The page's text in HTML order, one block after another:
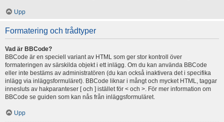
Upp
Formatering och trådtyper
Vad är BBCode?
BBCode är en speciell variant av HTML som ger stor kontroll över
formateringen av särskilda objekt i ett inlägg. Om du kan använda BBCode
eller inte bestäms av administratören (du kan också inaktivera det i specifika
inlägg via inläggsformuläret). BBCode liknar i mångt och mycket HTML, taggar
innesluts av hakparanteser [ och ] istället för < och >. För mer information om
BBCode se guiden som kan nås från inläggsformuläret.
Upp